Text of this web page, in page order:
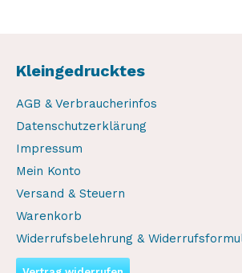
Kleingedrucktes
AGB & Verbraucherinfos
Datenschutzerklärung
Impressum
Mein Konto
Versand & Steuern
Warenkorb
Widerrufsbelehrung &